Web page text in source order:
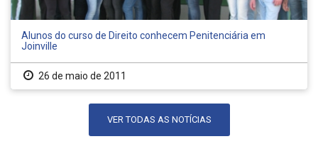
Alunos do curso de Direito conhecem Penitenciária em
Joinville
26 de maio de 2011
VER TODAS AS NOTÍCIAS